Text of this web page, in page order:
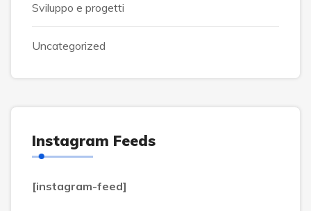
Sviluppo e progetti
Uncategorized
Instagram Feeds
[instagram-feed]